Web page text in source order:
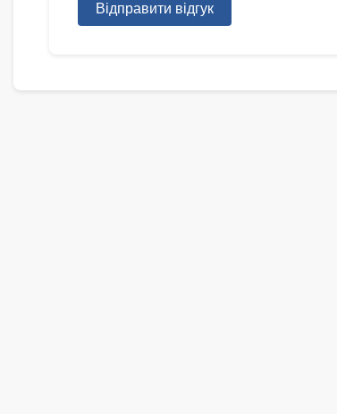
Відправити відгук